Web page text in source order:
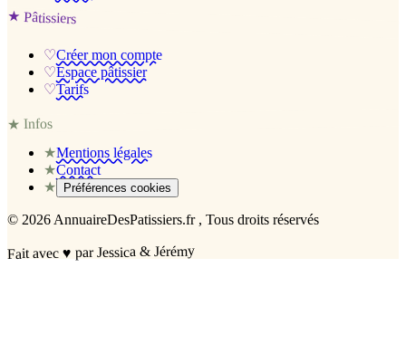
★ Pâtissiers
♡Créer mon compte
♡Espace pâtissier
♡Tarifs
★Infos
★Mentions légales
★Contact
★
Préférences cookies
© 2026 AnnuaireDesPatissiers.fr , Tous droits réservés
Fait avec♥ par Jessica & Jérémy